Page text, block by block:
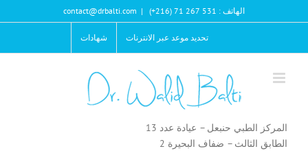
to
الهاتف : 531 267 71 (216+) |
contact@drbalti.com
تحديد موعد عبر الانترنات شهادات
المركز الطبي حنبعل – عيادة عدد 13
الطابق الثالث – ضفاف البحيرة 2